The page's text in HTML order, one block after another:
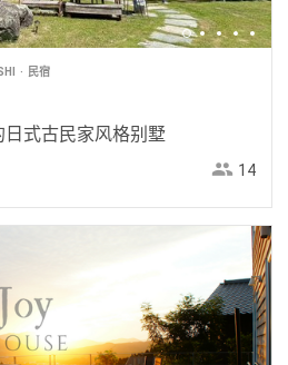
民宿
式古民家风格别墅
14